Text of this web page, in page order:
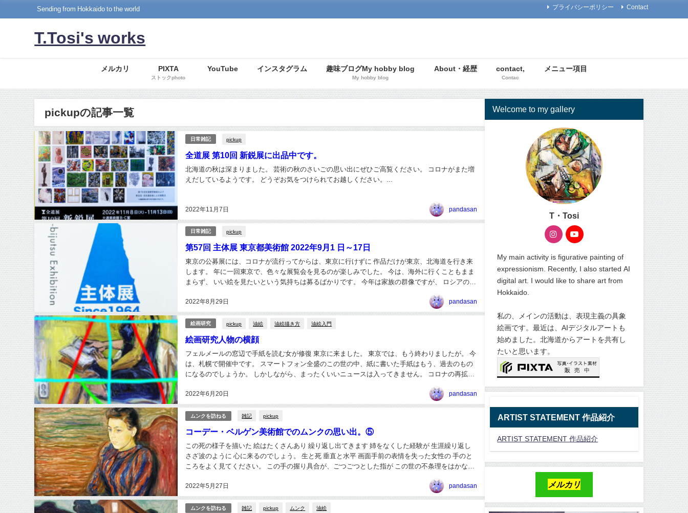
Sending from Hokkaido to the world プライバシーポリシー Contact
T.Tosi's works
メルカリ PIXTA
ストックphoto
YouTube インスタグラム 趣味ブログMy hobby blog
My hobby blog
About・経歴 contact,
Contac
メニュー項目
pickupの記事一覧
日常雑記 pickup
全道展 第10回 新鋭展に出品中です。
2022年11月7日
北海道の秋は深まりました。 芸術の秋のさいごの思い出にぜひご高覧ください。 コロナがまた増
えだしているようです。 どうぞお気をつけられてお越しください。...
pandasan
日常雑記 pickup
第57回 主体展 東京都美術館 2022年9月1 日～17日
2022年8月29日
東京の公募展には、コロナが流行ってからは、東京に行けずに 作品だけが東京、北海道を行き来
します。 年に一回東京で、色々な展覧会を見るのが楽しみでした。 今は、海外に行くこともまま
まらず、 いい絵を見たいという気持ちは募るばかりです。 今年は家族の群像ですが、 ロシアのウ
pandasan
絵画研究 pickup 油絵 油絵描き方 油絵入門
絵画研究人物の横顔
2022年6月20日
フェルメールの窓辺で手紙を読む女が修復 東京に来ました。 東京では、もう終わりましたが。 今
は、札幌で開催中です。 スマートフォン全盛のこの世の中、紙に書いた手紙はもう、過去のもの
になるのでしょうか。 しかしながら、まったくいいニュースは入ってきません。 コロナの再拡大
pandasan
ムンクを訪ねる 雑記 pickup
コーデー・ベルゲン美術館でのムンクの思い出。⑤
2022年5月27日
この死の様子を描いた 絵はたくさんあり 繰り返し出てきます 姉をなくした経験が 生涯繰り返し
さざ波のように 心に来るのでしょう。 生と死 垂直と水平 画面手前の表情を失った女性の 手のと
ころをよく見てください。 この手の握り具合が、ごつごつとした指が この世の不条理をはかなさ
pandasan
ムンクを訪ねる 雑記 pickup ムンク 油絵
Welcome to my gallery
T・Tosi
My main activity is figurative painting of
expressionism. Recently, I also started AI
digital art. I would like to share art from
Hokkaido.
私の、メインの活動は、表現主義の具象
絵画です。最近は、AIデジタルアートも
始めました。北海道からアートを共有し
たいと思います。
ARTIST STATEMENT 作品紹介
ARTIST STATEMENT 作品紹介
メルカリ